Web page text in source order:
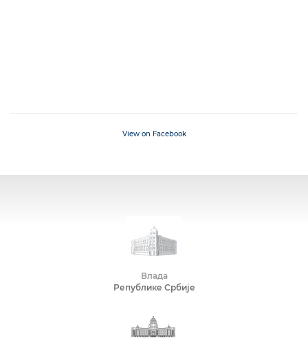
View on Facebook
Влада
Републике Србије